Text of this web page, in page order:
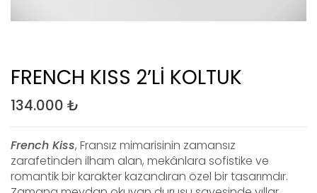
FRENCH KISS 2’Lİ KOLTUK
134.000 ₺
French Kiss, Fransız mimarisinin zamansız
zarafetinden ilham alan, mekânlara sofistike ve
romantik bir karakter kazandıran özel bir tasarımdır.